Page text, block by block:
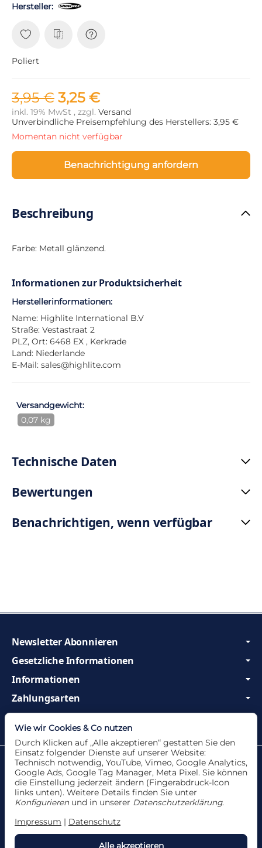
Hersteller:
Poliert
3,95 € 3,25 €
inkl. 19% MwSt , zzgl. Versand
Unverbindliche Preisempfehlung des Herstellers: 3,95 €
Momentan nicht verfügbar
Benachrichtigung anfordern
Beschreibung
Farbe: Metall glänzend.
Informationen zur Produktsicherheit
Herstellerinformationen:
Name: Highlite International B.V
Straße: Vestastraat 2
PLZ, Ort: 6468 EX , Kerkrade
Land: Niederlande
E-Mail: sales@highlite.com
Versandgewicht:
0,07 kg
Technische Daten
Bewertungen
Benachrichtigen, wenn verfügbar
Gesetzliche Informationen
Informationen
Zahlungsarten
Wir sind Profis und beraten Sie gerne!
Newsletter Abonnieren
Datenschutzerklärung•Impressum
Alle akzeptieren
Wie wir Cookies & Co nutzen
Durch Klicken auf „Alle akzeptieren“ gestatten Sie den
Einsatz folgender Dienste auf unserer Website:
Technisch notwendig, YouTube, Vimeo, Google Analytics,
Google Ads, Google Tag Manager, Meta Pixel. Sie können
die Einstellung jederzeit ändern (Fingerabdruck-Icon
links unten). Weitere Details finden Sie unter
Konfigurieren und in unserer Datenschutzerklärung.
Impressum | Datenschutz